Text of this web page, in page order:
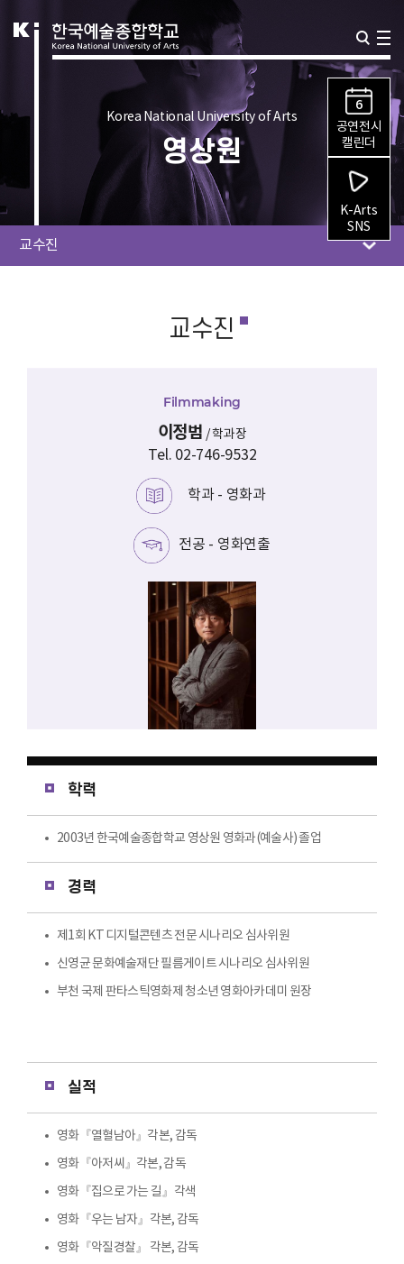
6
공연전시
캘린더
K-Arts
SNS
Korea National University of Arts
영상원
교수진
교수진
Filmmaking
이정범 /학과장
Tel. 02-746-9532
학과 - 영화과
전공 - 영화연출
학력
2003년 한국예술종합학교 영상원 영화과(예술사) 졸업
경력
제1회 KT 디지털콘텐츠 전문 시나리오 심사위원
신영균 문화예술재단 필름게이트 시나리오 심사위원
부천 국제 판타스틱영화제 청소년 영화아카데미 원장
실적
영화『열혈남아』각본, 감독
영화『아저씨』각본, 감독
영화『집으로 가는 길』각색
영화『우는 남자』각본, 감독
영화『악질경찰』 각본, 감독